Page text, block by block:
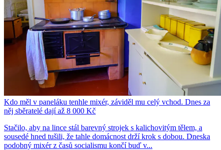
Kdo měl v paneláku tenhle mixér, záviděl mu celý vchod. Dnes za
něj sběratelé dají až 8 000 Kč
Stačilo, aby na lince stál barevný strojek s kalichovitým tělem, a
sousedé hned tušili, že tahle domácnost drží krok s dobou. Dneska
podobný mixér z časů socialismu končí buď v...